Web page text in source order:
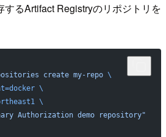
するArtifact Registryのリポジトリを
create my-repo \
\
\
Authorization demo repository"